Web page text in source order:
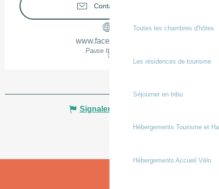
Toutes les chambres d'hôtes
Les résidences de tourisme
Séjourner en tribu
Hébergements Tourisme et
Hébergements Accueil Vélo
Contactez-nous
www.facebook.com
Pause Itive Yoga
Signaler une erreur